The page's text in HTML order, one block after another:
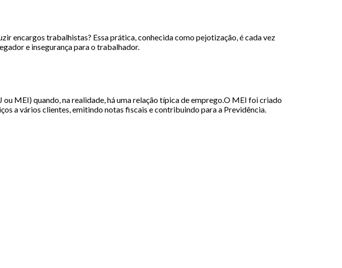
encargos trabalhistas? Essa prática, conhecida como pejotização, é cada vez
e insegurança para o trabalhador.
MEI) quando, na realidade, há uma relação típica de emprego.O MEI foi criado
a vários clientes, emitindo notas fiscais e contribuindo para a Previdência.